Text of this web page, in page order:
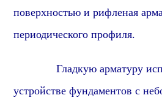
поверхностью и рифленая
периодического профиля.
Гладкую арматуру
устройстве фундаментов с